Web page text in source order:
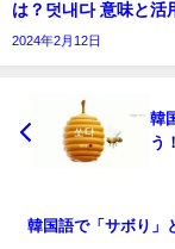
は？덧내다 意味と活
2024年2月12日
韓
う！
韓国語で「サボり」